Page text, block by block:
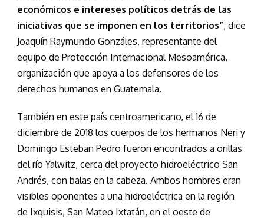
económicos e intereses políticos detrás de las
iniciativas que se imponen en los territorios”, dice
Joaquín Raymundo Gonzáles, representante del
equipo de Protección Internacional Mesoamérica,
organización que apoya a los defensores de los
derechos humanos en Guatemala.
También en este país centroamericano, el 16 de
diciembre de 2018 los cuerpos de los hermanos Neri y
Domingo Esteban Pedro fueron encontrados a orillas
del río Yalwitz, cerca del proyecto hidroeléctrico San
Andrés, con balas en la cabeza. Ambos hombres eran
visibles oponentes a una hidroeléctrica en la región
de Ixquisis, San Mateo Ixtatán, en el oeste de